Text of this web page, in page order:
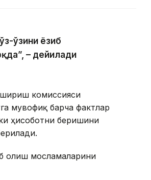
ўзини ёзиб
– дейилади
комиссияси
мувофиқ барча фактлар
ҳисоботни беришини
олиш мосламаларини